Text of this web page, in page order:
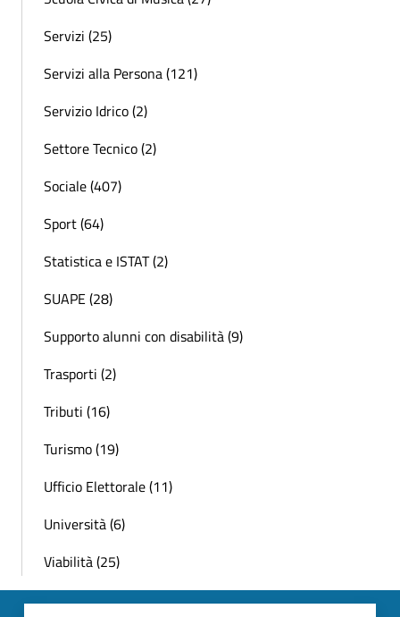
Servizi (25)
Servizi alla Persona (121)
Servizio Idrico (2)
Settore Tecnico (2)
Sociale (407)
Sport (64)
Statistica e ISTAT (2)
SUAPE (28)
Supporto alunni con disabilità (9)
Trasporti (2)
Tributi (16)
Turismo (19)
Ufficio Elettorale (11)
Università (6)
Viabilità (25)